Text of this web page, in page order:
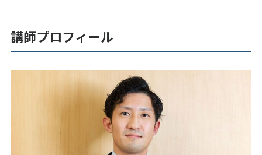
講師プロフィール